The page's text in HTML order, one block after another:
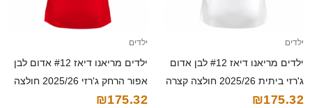
ילדים
ילדים מריאנו דיאז #12 לבן אדום
ג'רזי ביתית 2025/26 חולצה קצרה
₪175.32
ילדים
ילדים מריאנו דיאז #12 אדום לבן
אפור הרחק ג'רזי 2025/26 חולצה
קצרה
₪175.32